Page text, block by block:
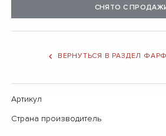
СНЯТО С
ВЕРНУТЬСЯ В РАЗДЕЛ
Артикул
Страна производитель